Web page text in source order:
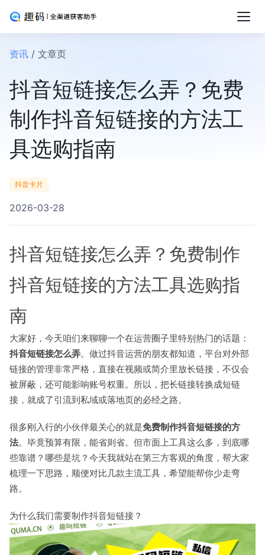
资讯 / 文章页
抖音短链接怎么弄？免费
制作抖音短链接的方法工
具选购指南
抖音卡片
2026-03-28
抖音短链接怎么弄？免费制作
抖音短链接的方法工具选购指
南
大家好，今天咱们来聊聊一个在运营圈子里特别热门的话题：
抖音短链接怎么弄。做过抖音运营的朋友都知道，平台对外部
链接的管理非常严格，直接在视频或简介里放长链接，不仅会
被屏蔽，还可能影响账号权重。所以，把长链接转换成短链
接，就成了引流到私域或落地页的必经之路。
很多刚入行的小伙伴最关心的就是免费制作抖音短链接的方
法。毕竟预算有限，能省则省。但市面上工具这么多，到底哪
些靠谱？哪些是坑？今天我就站在第三方客观的角度，帮大家
梳理一下思路，顺便对比几款主流工具，希望能帮你少走弯
路。
为什么我们需要制作抖音短链接？